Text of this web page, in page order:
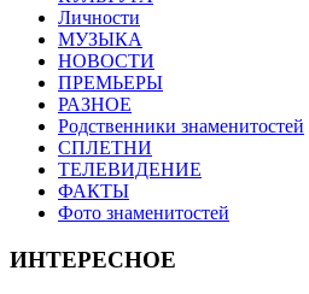
Личности
МУЗЫКА
НОВОСТИ
ПРЕМЬЕРЫ
РАЗНОЕ
Родственники знаменитостей
СПЛЕТНИ
ТЕЛЕВИДЕНИЕ
ФАКТЫ
Фото знаменитостей
ИНТЕРЕСНОЕ